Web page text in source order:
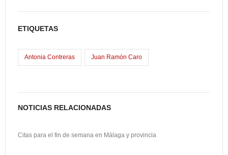
c
e
b
o
k
st
o
d
o
ail m
ar
tir
ETIQUETAS
Antonia Contreras Juan Ramón Caro
NOTICIAS RELACIONADAS
Citas para el fin de semana en Málaga y provincia